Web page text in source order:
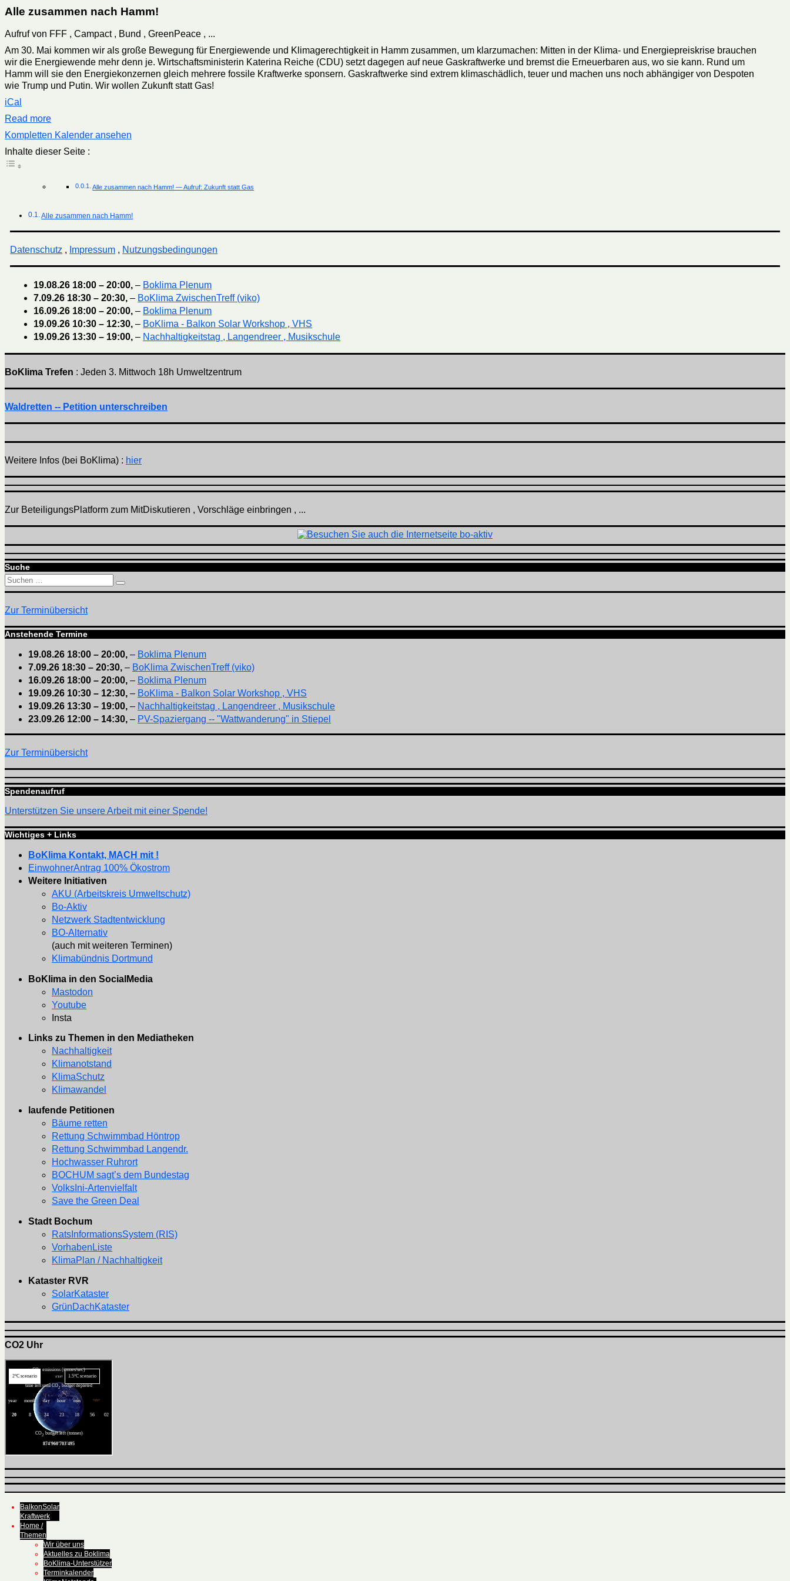
Alle zusammen nach Hamm!
Aufruf von FFF , Campact , Bund , GreenPeace , ...
Am 30. Mai kommen wir als große Bewegung für Energiewende und Klimagerechtigkeit in Hamm zusammen, um klarzumachen: Mitten in der Klima- und Energiepreiskrise brauchen
wir die Energiewende mehr denn je. Wirtschaftsministerin Katerina Reiche (CDU) setzt dagegen auf neue Gaskraftwerke und bremst die Erneuerbaren aus, wo sie kann. Rund um
Hamm will sie den Energiekonzernen gleich mehrere fossile Kraftwerke sponsern. Gaskraftwerke sind extrem klimaschädlich, teuer und machen uns noch abhängiger von Despoten
wie Trump und Putin. Wir wollen Zukunft statt Gas!
iCal
Read more
Kompletten Kalender ansehen
Inhalte dieser Seite :
Alle zusammen nach Hamm! — Aufruf: Zukunft statt Gas
Alle zusammen nach Hamm!
Datenschutz , Impressum , Nutzungsbedingungen
19.08.26 18:00 – 20:00,– Boklima Plenum
7.09.26 18:30 – 20:30,– BoKlima ZwischenTreff (viko)
16.09.26 18:00 – 20:00,– Boklima Plenum
19.09.26 10:30 – 12:30,– BoKlima - Balkon Solar Workshop , VHS
19.09.26 13:30 – 19:00,– Nachhaltigkeitstag , Langendreer , Musikschule
BoKlima Trefen : Jeden 3. Mittwoch 18h Umweltzentrum
Waldretten -- Petition unterschreiben
Weitere Infos (bei BoKlima) : hier
Zur BeteiligungsPlatform zum MitDiskutieren , Vorschläge einbringen , ...
Suche
Suchen
nach:
Suchen
Zur Terminübersicht
Anstehende Termine
19.08.26 18:00 – 20:00, – Boklima Plenum
7.09.26 18:30 – 20:30, – BoKlima ZwischenTreff (viko)
16.09.26 18:00 – 20:00, – Boklima Plenum
19.09.26 10:30 – 12:30, – BoKlima - Balkon Solar Workshop , VHS
19.09.26 13:30 – 19:00, – Nachhaltigkeitstag , Langendreer , Musikschule
23.09.26 12:00 – 14:30, – PV-Spaziergang -- "Wattwanderung" in Stiepel
Zur Terminübersicht
Spendenaufruf
Unterstützen Sie unsere Arbeit mit einer Spende!
Wichtiges + Links
BoKlima Kontakt, MACH mit !
EinwohnerAntrag 100% Ökostrom
Weitere Initiativen
AKU (Arbeitskreis Umweltschutz)
Bo-Aktiv
Netzwerk Stadtentwicklung
BO-Alternativ
(auch mit weiteren Terminen)
Klimabündnis Dortmund
BoKlima in den SocialMedia
Mastodon
Youtube
Insta
Links zu Themen in den Mediatheken
Nachhaltigkeit
Klimanotstand
KlimaSchutz
Klimawandel
laufende Petitionen
Bäume retten
Rettung Schwimmbad Höntrop
Rettung Schwimmbad Langendr.
Hochwasser Ruhrort
BOCHUM sagt’s dem Bundestag
VolksIni-Artenvielfalt
Save the Green Deal
Stadt Bochum
RatsInformationsSystem (RIS)
VorhabenListe
KlimaPlan / Nachhaltigkeit
Kataster RVR
SolarKataster
GrünDachKataster
CO2 Uhr
BalkonSolar
Kraftwerk
Home /
Themen
Wir über uns
Aktuelles zu Boklima
BoKlima-Unterstützer
Terminkalender